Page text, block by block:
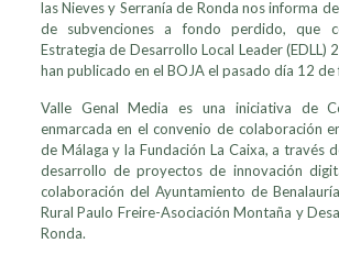
las Nieves y Serranía de Ronda nos informa
de subvenciones a fondo perdido, que
Estrategia de Desarrollo Local Leader (EDLL)
han publicado en el BOJA el pasado día 12 de
Valle Genal Media es una iniciativa de
enmarcada en el convenio de colaboración
de Málaga y la Fundación La Caixa, a través
desarrollo de proyectos de innovación
colaboración del Ayuntamiento de
Rural Paulo Freire-Asociación Montaña y
Ronda.